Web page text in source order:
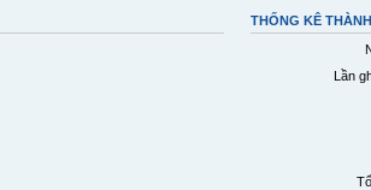
THỐNG KÊ
Lần